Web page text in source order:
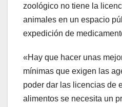
zoológico no tiene la
animales en un espacio
expedición de
«Hay que hacer unas
mínimas que exigen las
poder dar las licencias de
alimentos se necesita un